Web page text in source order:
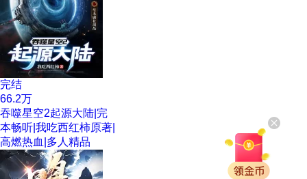
完结
66.2万
吞噬星空2起源大陆|完
本畅听|我吃西红柿原著|
高燃热血|多人精品